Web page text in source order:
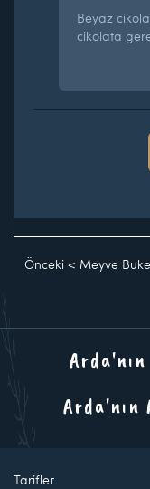
Beyaz
cikolata
Önceki < Meyve
Arda'nın
Tarifler